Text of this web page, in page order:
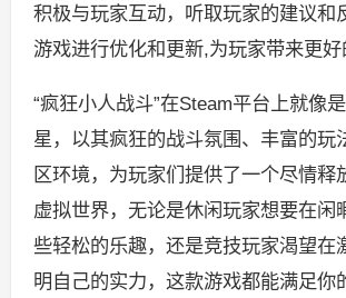
积极与玩家互动，听取玩家的建议和
游戏进行优化和更新,为玩家带来更好
“疯狂小人战斗”在Steam平台上就像
星，以其疯狂的战斗氛围、丰富的玩
区环境，为玩家们提供了一个尽情释
虚拟世界，无论是休闲玩家想要在闲
些轻松的乐趣，还是竞技玩家渴望在
明自己的实力，这款游戏都能满足你